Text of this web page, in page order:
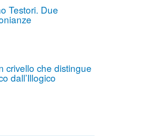
Testori. Due
crivello che distingue
dall’Illogico